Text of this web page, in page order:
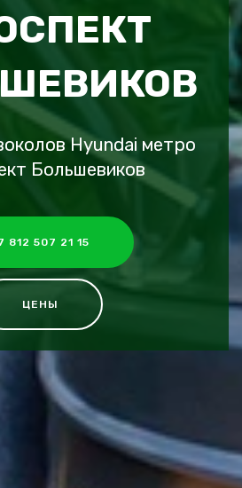
Hyundai метро
Большевиков
812 507 21 15
ЦЕНЫ